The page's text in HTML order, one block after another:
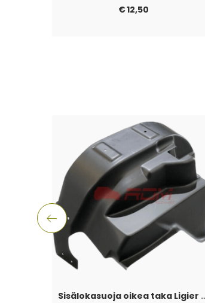
€12,50
Sisälokasuoja